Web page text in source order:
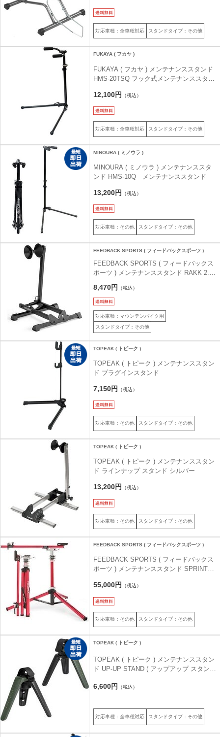
対応車種：全車種対応 スタンドタイプ：その他
FUKAYA ( フカヤ )
FUKAYA ( フカヤ ) メンテナンススタンド
HMS-20TSQ フック式メンテナンススタン
12,100円 （税込）
対応車種：全車種対応 スタンドタイプ：その他
MINOURA ( ミノウラ )
MINOURA ( ミノウラ ) メンテナンススタ
ンド HMS-10Q メンテナンススタンド
13,200円 （税込）
対応車種：その他 スタンドタイプ：その他
FEEDBACK SPORTS ( フィードバックスポーツ )
FEEDBACK SPORTS ( フィードバックス
ポーツ ) メンテナンススタンド RAKK 2.0
( ラック 2.0 )
8,470円 （税込）
対応車種：マウンテンバイク用
スタンドタイプ：その他
TOPEAK ( トピーク )
TOPEAK ( トピーク ) メンテナンススタン
ド プラグインスタンド
7,150円 （税込）
対応車種：その他 スタンドタイプ：その他
TOPEAK ( トピーク )
TOPEAK ( トピーク ) メンテナンススタン
ド ラインナップ スタンド シルバー
13,200円 （税込）
対応車種：その他 スタンドタイプ：その他
FEEDBACK SPORTS ( フィードバックスポーツ )
FEEDBACK SPORTS ( フィードバックス
ポーツ ) メンテナンススタンド SPRINT
ド ) レッド
55,000円 （税込）
対応車種：その他 スタンドタイプ：その他
TOPEAK ( トピーク )
TOPEAK ( トピーク ) メンテナンススタン
ド UP-UP STAND ( アップアップ スタンド
6,600円 （税込）
対応車種：全車種対応 スタンドタイプ：その他